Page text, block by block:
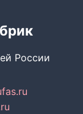
России
fas.ru